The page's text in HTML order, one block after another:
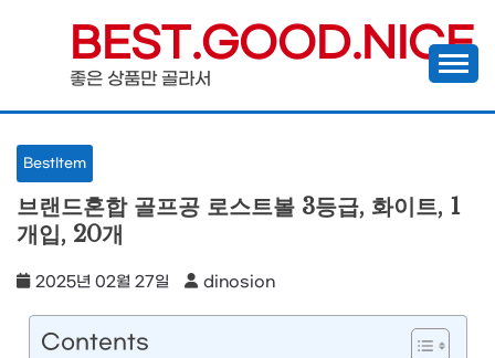
content
BEST.GOOD.NICE
좋은 상품만 골라서
BestItem
브랜드혼합 골프공 로스트볼 3등급, 화이트, 1
개입, 20개
2025년 02월 27일 dinosion
Contents